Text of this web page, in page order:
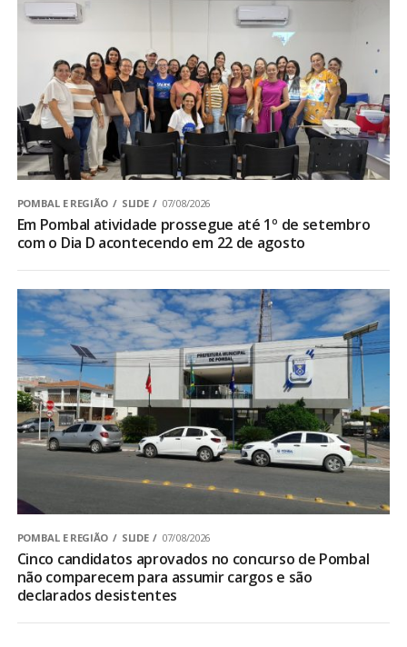
POMBAL E REGIÃO SLIDE 07/08/2026
Em Pombal atividade prossegue até 1º de setembro
com o Dia D acontecendo em 22 de agosto
POMBAL E REGIÃO SLIDE 07/08/2026
Cinco candidatos aprovados no concurso de Pombal
não comparecem para assumir cargos e são
declarados desistentes